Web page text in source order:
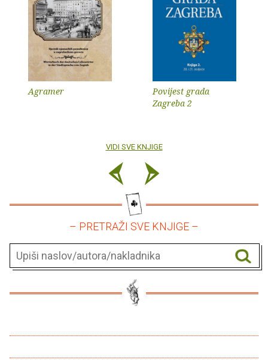
Agramer
Povijest grada
Zagreba 2
VIDI SVE KNJIGE
– PRETRAŽI SVE KNJIGE –